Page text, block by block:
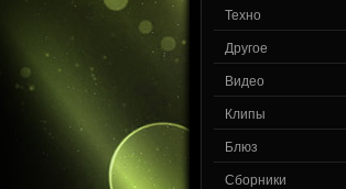
Техно
Другое
Видео
Клипы
Блюз
Сборники